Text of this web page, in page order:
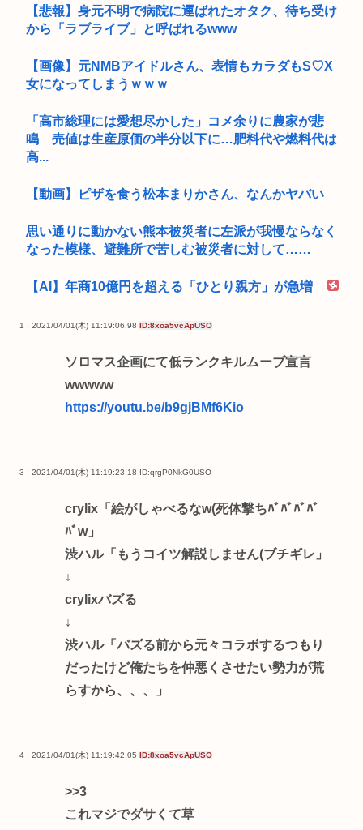
【悲報】身元不明で病院に運ばれたオタク、待ち受け
から「ラブライブ」と呼ばれるwww
【画像】元NMBアイドルさん、表情もカラダもS♡X
女になってしまうｗｗｗ
「高市総理には愛想尽かした」コメ余りに農家が悲
鳴 売値は生産原価の半分以下に…肥料代や燃料代は
高...
【動画】ピザを食う松本まりかさん、なんかヤバい
思い通りに動かない熊本被災者に左派が我慢ならなく
なった模様、避難所で苦しむ被災者に対して……
【AI】年商10億円を超える「ひとり親方」が急増
1 : 2021/04/01(木) 11:19:06.98 ID:8xoa5vcApUSO
ソロマス企画にて低ランクキルムーブ宣言
wwwww
https://youtu.be/b9gjBMf6Kio
3 : 2021/04/01(木) 11:19:23.18 ID:qrgP0NkG0USO
crylix「絵がしゃべるなw(死体撃ちﾊﾞﾊﾞﾊﾞﾊﾞ
ﾊﾞw」
渋ハル「もうコイツ解説しません(ブチギレ」
↓
crylixバズる
↓
渋ハル「バズる前から元々コラボするつもり
だったけど俺たちを仲悪くさせたい勢力が荒
らすから、、、」
4 : 2021/04/01(木) 11:19:42.05 ID:8xoa5vcApUSO
>>3
これマジでダサくて草